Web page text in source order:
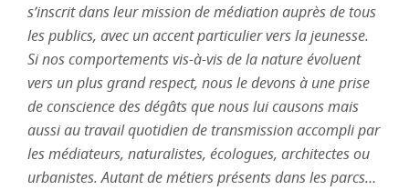
s’inscrit dans leur mission de médiation auprès de tous
les publics, avec un accent particulier vers la jeunesse.
Si nos comportements vis-à-vis de la nature évoluent
vers un plus grand respect, nous le devons à une prise
de conscience des dégâts que nous lui causons mais
aussi au travail quotidien de transmission accompli par
les médiateurs, naturalistes, écologues, architectes ou
urbanistes. Autant de métiers présents dans les parcs…